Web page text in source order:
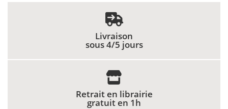
Livraison
sous 4/5 jours
Retrait en librairie
gratuit en 1h